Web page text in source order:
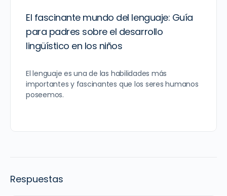
El fascinante mundo del lenguaje: Guía
para padres sobre el desarrollo
lingüístico en los niños
El lenguaje es una de las habilidades más
importantes y fascinantes que los seres humanos
poseemos.
Respuestas